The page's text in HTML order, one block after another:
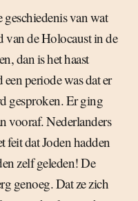
van wat
de Holocaust in de
dan is het haast
periode was dat er
gesproken. Er ging
vooraf. Nederlanders
feit dat Joden hadden
zelf geleden! De
genoeg. Dat ze zich